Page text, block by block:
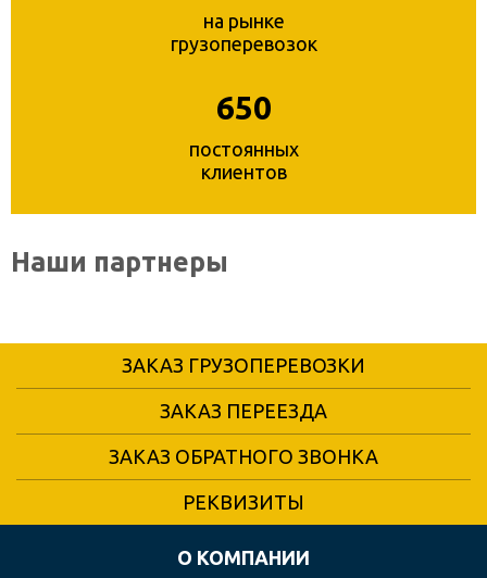
на рынке
грузоперевозок
650
постоянных
клиентов
Наши партнеры
ЗАКАЗ ГРУЗОПЕРЕВОЗКИ
ЗАКАЗ ПЕРЕЕЗДА
ЗАКАЗ ОБРАТНОГО ЗВОНКА
РЕКВИЗИТЫ
О КОМПАНИИ